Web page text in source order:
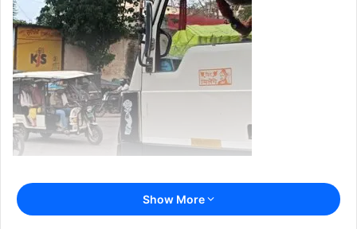
कटनी। जिले की प्रतिष्ठित कृषि उपज मंडी, जहां प्रतिदिन सैकड़ों किसान और
व्यापारी अपनी उपज लेकर पहुंचते हैं, आज बदहाली और अव्यवस्था का शिकार
Show More